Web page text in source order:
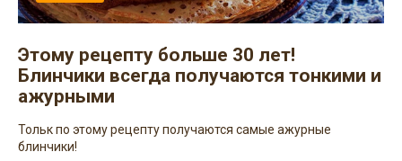
Этому рецепту больше 30 лет!
Блинчики всегда получаются тонкими и
ажурными
Тольк по этому рецепту получаются самые ажурные
блинчики!